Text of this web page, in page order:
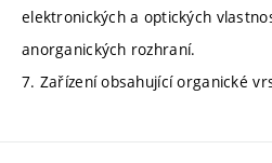
elektronických a optických
anorganických rozhraní.
7. Zařízení obsahující organické